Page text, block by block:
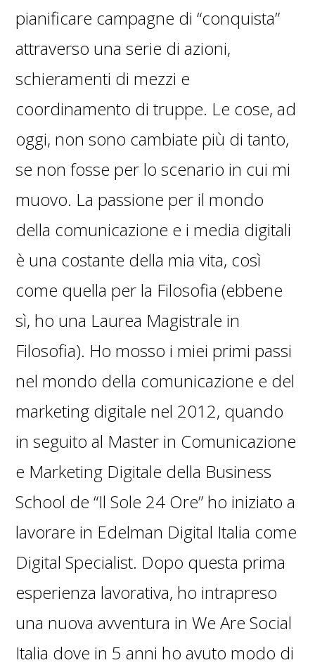
pianificare campagne di “conquista”
attraverso una serie di azioni,
schieramenti di mezzi e
coordinamento di truppe. Le cose, ad
oggi, non sono cambiate più di tanto,
se non fosse per lo scenario in cui mi
muovo. La passione per il mondo
della comunicazione e i media digitali
è una costante della mia vita, così
come quella per la Filosofia (ebbene
sì, ho una Laurea Magistrale in
Filosofia). Ho mosso i miei primi passi
nel mondo della comunicazione e del
marketing digitale nel 2012, quando
in seguito al Master in Comunicazione
e Marketing Digitale della Business
School de “Il Sole 24 Ore” ho iniziato a
lavorare in Edelman Digital Italia come
Digital Specialist. Dopo questa prima
esperienza lavorativa, ho intrapreso
una nuova avventura in We Are Social
Italia dove in 5 anni ho avuto modo di